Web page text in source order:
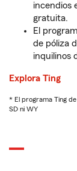
incendios
gratuita.
El
de póliza
inquilinos
Explora Ting
* El programa Ting
SD ni WY